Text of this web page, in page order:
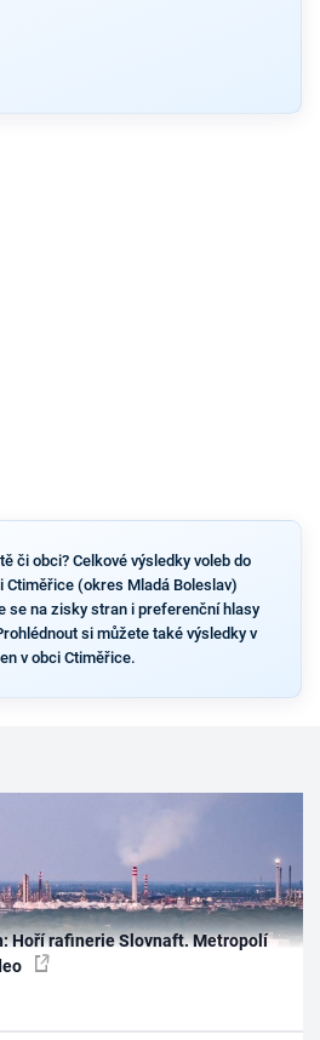
či obci? Celkové výsledky voleb do
(okres Mladá Boleslav)
se na zisky stran i preferenční hlasy
si můžete také výsledky v
v obci Ctiměřice.
Hoří rafinerie Slovnaft. Metropolí